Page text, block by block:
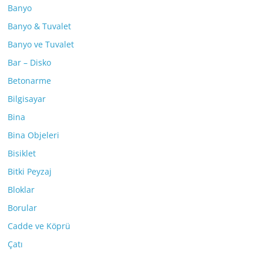
Banyo
Banyo & Tuvalet
Banyo ve Tuvalet
Bar – Disko
Betonarme
Bilgisayar
Bina
Bina Objeleri
Bisiklet
Bitki Peyzaj
Bloklar
Borular
Cadde ve Köprü
Çatı